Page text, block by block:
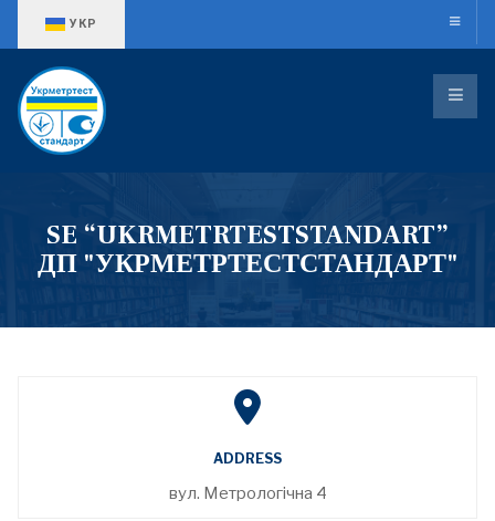
УКР
SE “UKRMETRTESTSTANDART”
ДП "УКРМЕТРТЕСТСТАНДАРТ"
ADDRESS
вул. Метрологічна 4